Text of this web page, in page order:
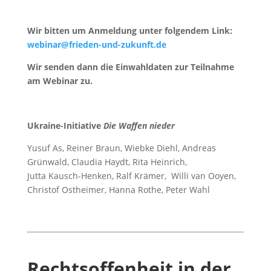
Wir bitten um Anmeldung unter folgendem Link:
webinar@frieden-und-zukunft.de
Wir senden dann die Einwahldaten zur Teilnahme
am Webinar zu.
Ukraine-Initiative Die Waffen nieder
Yusuf As, Reiner Braun, Wiebke Diehl, Andreas
Grünwald, Claudia Haydt, Rita Heinrich,
Jutta Kausch-Henken, Ralf Krämer, Willi van Ooyen,
Christof Ostheimer, Hanna Rothe, Peter Wahl